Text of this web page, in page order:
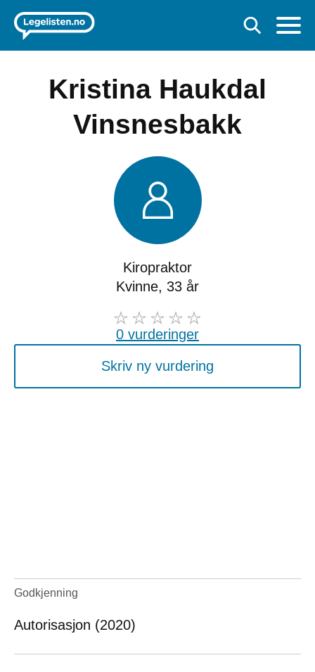
Kristina Haukdal
Vinsnesbakk
Kiropraktor
Kvinne, 33 år
0 vurderinger
Skriv ny vurdering
Godkjenning
Autorisasjon (2020)